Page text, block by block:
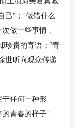
己”；“做错什么
做一些事情，
珍贵的寄语；“青
世昕向观众传递
任何一种形
青春的样子！